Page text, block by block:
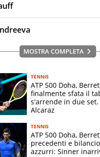
MOSTRA COMPLETA
TENNIS
ATP 500 Doha,
finalmente sfata il
s'arrende in due
Alcaraz
TENNIS
ATP 500 Doha,
precedenti e
azzurri: Sinner